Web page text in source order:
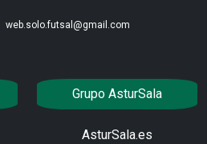
web.solo.futsal@gmail.com
Grupo AsturSala
AsturSala.es